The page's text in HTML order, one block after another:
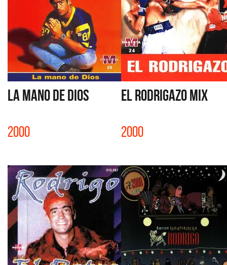
LA MANO DE DIOS
2000
EL RODRIGAZO MIX
2000